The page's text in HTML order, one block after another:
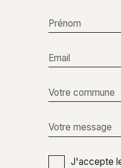
Prénom
Email
Votre commune
Votre message
J'accepte